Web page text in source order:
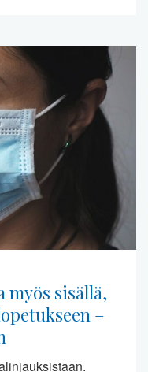
myös sisällä,
–